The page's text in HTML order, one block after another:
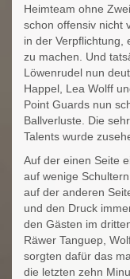
Heimteam ohne
schon offensiv nicht
in der Verpflichtung,
zu machen. Und
Löwenrudel nun
Happel, Lea Wolff
Point Guards nun
Ballverluste. Die
Talents wurde
Auf der einen Seite
auf wenige
auf der anderen
und den Druck
den Gästen im
Räwer Tanguep,
sorgten dafür das
die letzten zehn